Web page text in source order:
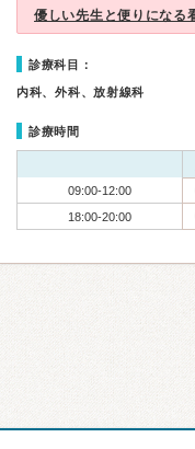
優しい先生と便りになる
診療科目：
内科、外科、放射線科
診療時間
09:00-12:00
18:00-20:00